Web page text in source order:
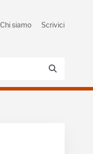
Chi siamo Scrivici